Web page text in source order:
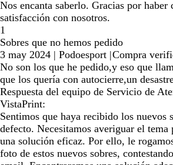
Nos encanta saberlo. Gracias por haber
satisfacción con nosotros.
1
Sobres que no hemos pedido
3 may 2024 | Podoesport |Compra
No son los que he pedido,y eso que
que los quería con autocierre,un
Respuesta del equipo de Servicio de
VistaPrint:
Sentimos que haya recibido los nuevos
defecto. Necesitamos averiguar el tema
una solución eficaz. Por ello, le
foto de estos nuevos sobres,